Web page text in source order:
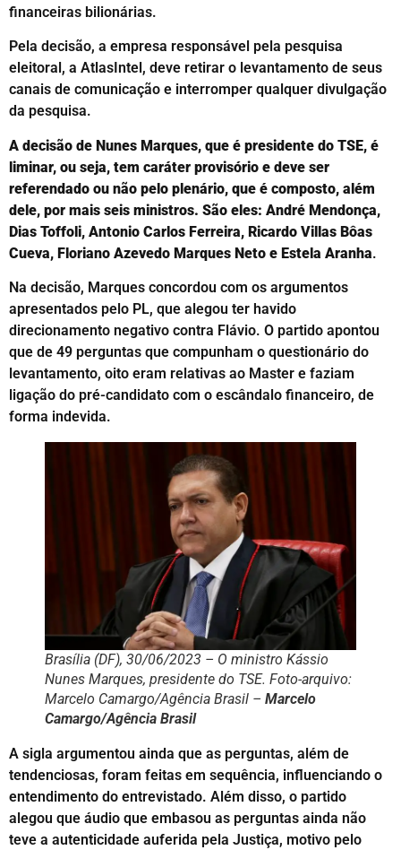
financeiras bilionárias.
Pela decisão, a empresa responsável pela pesquisa
eleitoral, a AtlasIntel, deve retirar o levantamento de seus
canais de comunicação e interromper qualquer divulgação
da pesquisa.
A decisão de Nunes Marques, que é presidente do TSE, é
liminar, ou seja, tem caráter provisório e deve ser
referendado ou não pelo plenário, que é composto, além
dele, por mais seis ministros. São eles: André Mendonça,
Dias Toffoli, Antonio Carlos Ferreira, Ricardo Villas Bôas
Cueva, Floriano Azevedo Marques Neto e Estela Aranha.
Na decisão, Marques concordou com os argumentos
apresentados pelo PL, que alegou ter havido
direcionamento negativo contra Flávio. O partido apontou
que de 49 perguntas que compunham o questionário do
levantamento, oito eram relativas ao Master e faziam
ligação do pré-candidato com o escândalo financeiro, de
forma indevida.
Brasília (DF), 30/06/2023 – O ministro Kássio
Nunes Marques, presidente do TSE. Foto-arquivo:
Marcelo Camargo/Agência Brasil – Marcelo
Camargo/Agência Brasil
A sigla argumentou ainda que as perguntas, além de
tendenciosas, foram feitas em sequência, influenciando o
entendimento do entrevistado. Além disso, o partido
alegou que áudio que embasou as perguntas ainda não
teve a autenticidade auferida pela Justiça, motivo pelo